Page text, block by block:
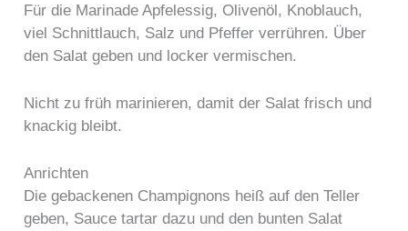
Für die Marinade Apfelessig, Olivenöl, Knoblauch,
viel Schnittlauch, Salz und Pfeffer verrühren. Über
den Salat geben und locker vermischen.
Nicht zu früh marinieren, damit der Salat frisch und
knackig bleibt.
Anrichten
Die gebackenen Champignons heiß auf den Teller
geben, Sauce tartar dazu und den bunten Salat